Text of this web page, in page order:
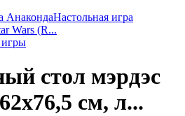
АнакондаНастольная игра
Wars (R...
игры
стол мэрдэс
см, л...